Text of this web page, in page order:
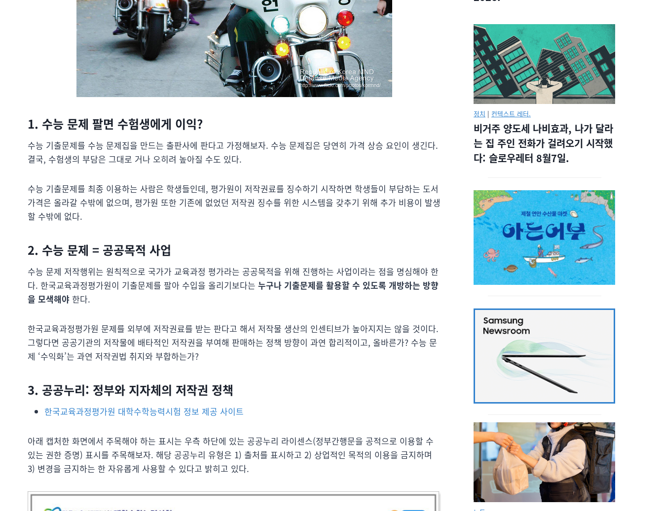
1. 수능 문제 팔면 수험생에게 이익?
수능 기출문제를 수능 문제집을 만드는 출판사에 판다고 가정해보자. 수능 문제집은 당연히 가격 상승 요인이 생긴다.
결국, 수험생의 부담은 그대로 거나 오히려 높아질 수도 있다.
수능 기출문제를 최종 이용하는 사람은 학생들인데, 평가원이 저작권료를 징수하기 시작하면 학생들이 부담하는 도서
가격은 올라갈 수밖에 없으며, 평가원 또한 기존에 없었던 저작권 징수를 위한 시스템을 갖추기 위해 추가 비용이 발생
할 수밖에 없다.
2. 수능 문제 = 공공목적 사업
수능 문제 저작행위는 원칙적으로 국가가 교육과정 평가라는 공공목적을 위해 진행하는 사업이라는 점을 명심해야 한
다. 한국교육과정평가원이 기출문제를 팔아 수입을 올리기보다는 누구나 기출문제를 활용할 수 있도록 개방하는 방향
을 모색해야 한다.
한국교육과정평가원 문제를 외부에 저작권료를 받는 판다고 해서 저작물 생산의 인센티브가 높아지지는 않을 것이다.
그렇다면 공공기관의 저작물에 배타적인 저작권을 부여해 판매하는 정책 방향이 과연 합리적이고, 올바른가? 수능 문
제 ‘수익화’는 과연 저작권법 취지와 부합하는가?
3. 공공누리: 정부와 지자체의 저작권 정책
한국교육과정평가원 대학수학능력시험 정보 제공 사이트
아래 캡처한 화면에서 주목해야 하는 표시는 우측 하단에 있는 공공누리 라이센스(정부간행문을 공적으로 이용할 수
있는 권한 증명) 표시를 주목해보자. 해당 공공누리 유형은 1) 출처를 표시하고 2) 상업적인 목적의 이용을 금지하며
3) 변경을 금지하는 한 자유롭게 사용할 수 있다고 밝히고 있다.
정치 | 컨텍스트 레터.
비거주 양도세 나비효과, 나가 달라
는 집 주인 전화가 걸려오기 시작했
다: 슬로우레터 8월7일.